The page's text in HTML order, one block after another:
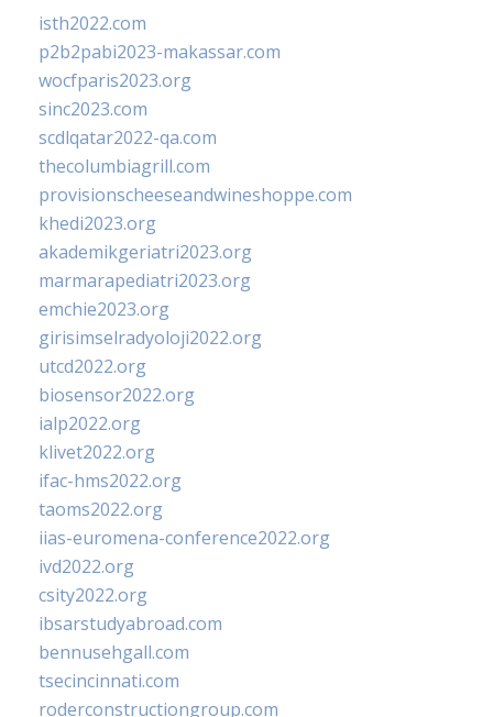
isth2022.com
p2b2pabi2023-makassar.com
wocfparis2023.org
sinc2023.com
scdlqatar2022-qa.com
thecolumbiagrill.com
provisionscheeseandwineshoppe.com
khedi2023.org
akademikgeriatri2023.org
marmarapediatri2023.org
emchie2023.org
girisimselradyoloji2022.org
utcd2022.org
biosensor2022.org
ialp2022.org
klivet2022.org
ifac-hms2022.org
taoms2022.org
iias-euromena-conference2022.org
ivd2022.org
csity2022.org
ibsarstudyabroad.com
bennusehgall.com
tsecincinnati.com
roderconstructiongroup.com